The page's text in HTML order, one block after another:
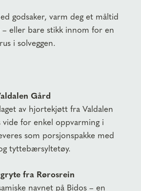
godsaker, varm deg et måltid
eller bare stikk innom for en
i solveggen.
Gård
av hjortekjøtt fra Valdalen
vide for enkel oppvarming i
som porsjonspakke med
tyttebærsyltetøy.
fra Rørosrein
navnet på Bidos – en